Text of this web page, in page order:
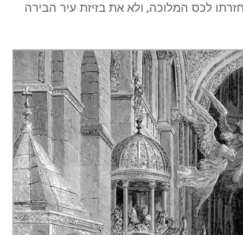
לכס המלוכה, ולא את בזיזת עיר הבירה